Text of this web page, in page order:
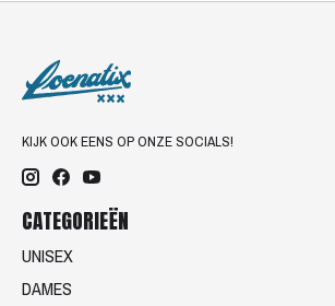
KIJK OOK EENS OP ONZE SOCIALS!
CATEGORIEËN
UNISEX
DAMES